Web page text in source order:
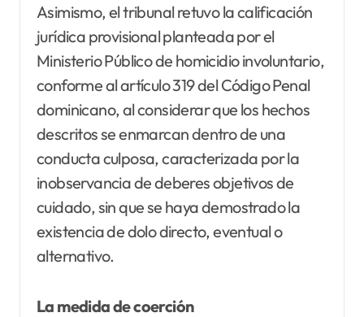
Asimismo, el tribunal retuvo la calificación
jurídica provisional planteada por el
Ministerio Público de homicidio involuntario,
conforme al artículo 319 del Código Penal
dominicano, al considerar que los hechos
descritos se enmarcan dentro de una
conducta culposa, caracterizada por la
inobservancia de deberes objetivos de
cuidado, sin que se haya demostrado la
existencia de dolo directo, eventual o
alternativo.
La medida de coerción